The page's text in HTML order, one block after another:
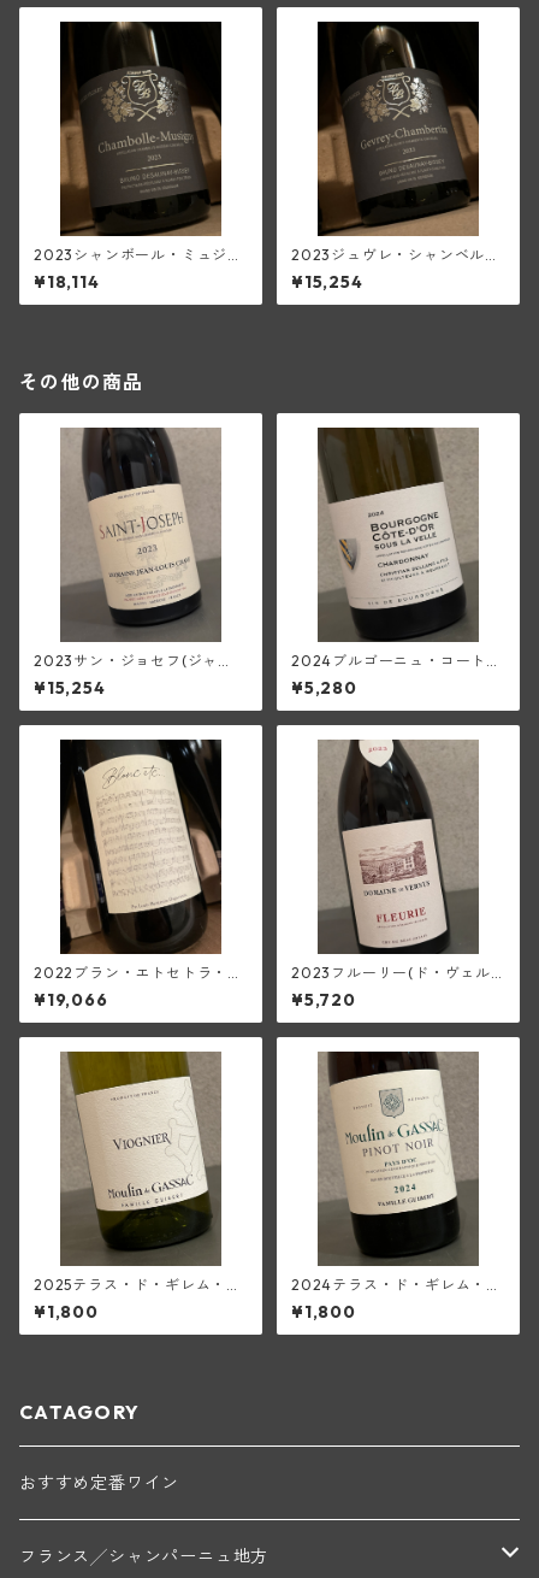
2023シャンボール・ミュジニ
ー(ブリューノ・デゾネイ・ビ
セイ)
¥18,114
2023ジュヴレ・シャンベルタ
ン(ブリューノ・デゾネイ・ビ
セイ)
¥15,254
その他の商品
2023サン・ジョセフ(ジャ
ン・ルイ・シャーヴ)
¥15,254
2024ブルゴーニュ・コート・
ドール・スー・ラ・ヴェル・
シャルドネ(クリスチャン・ベ
ラン・エ・フィス)
¥5,280
2022ブラン・エトセトラ・ヴ
ァン・ド・フランス(ディディ
エ・ダグノー)
¥19,066
2023フルーリー(ド・ヴェル
ニュス)
¥5,720
2025テラス・ド・ギレム・ヴ
ィオニエ<ペイ・ドック>(ムー
ラン・ド・ガサック)
¥1,800
2024テラス・ド・ギレム・ピ
ノ・ノワール<ペイ・ドック>
(ムーラン・ド・ガサック)
¥1,800
CATAGORY
おすすめ定番ワイン
フランス╱シャンパーニュ地方